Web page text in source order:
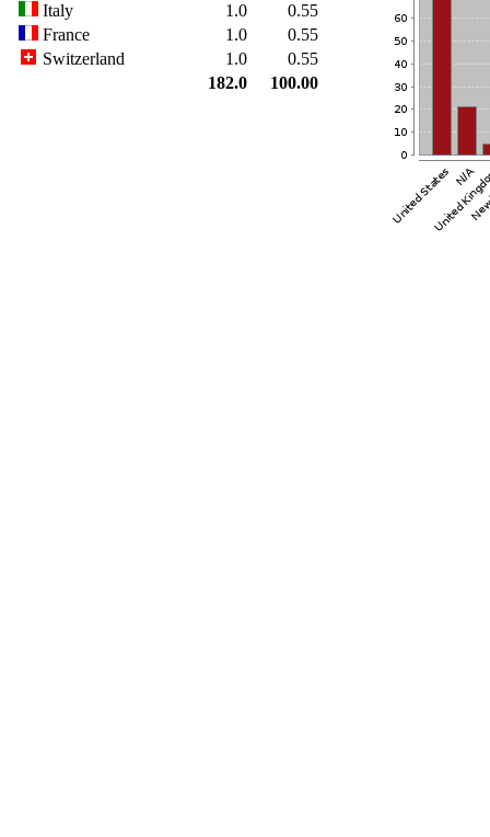
Italy
1.0
0.55
France
1.0
0.55
Switzerland
1.0
0.55
182.0
100.00